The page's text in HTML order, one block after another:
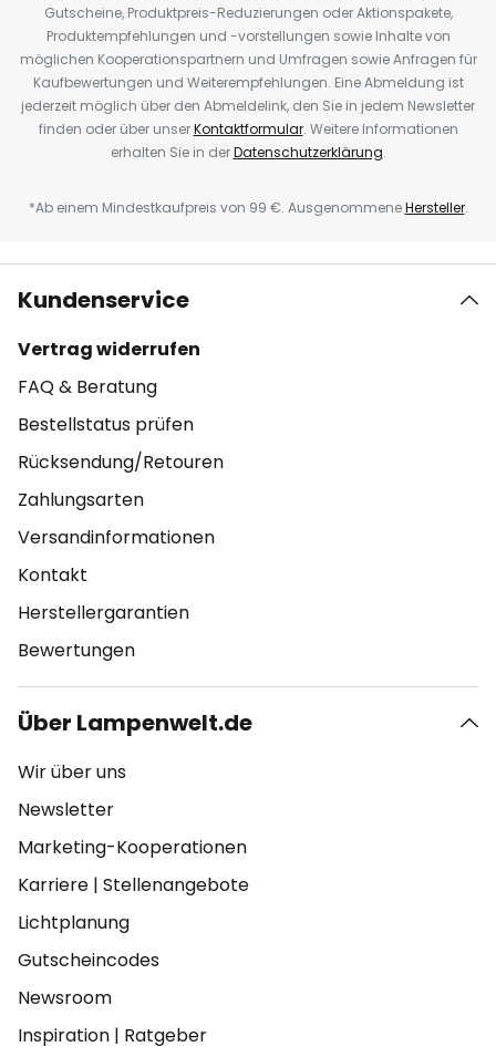
Gutscheine, Produktpreis-Reduzierungen oder Aktionspakete,
Produktempfehlungen und -vorstellungen sowie Inhalte von
möglichen Kooperationspartnern und Umfragen sowie Anfragen für
Kaufbewertungen und Weiterempfehlungen. Eine Abmeldung ist
jederzeit möglich über den Abmeldelink, den Sie in jedem Newsletter
finden oder über unserKontaktformular. Weitere Informationen
erhalten Sie in derDatenschutzerklärung.
*Ab einem Mindestkaufpreis von 99 €. AusgenommeneHersteller.
Kundenservice
Vertrag widerrufen
FAQ & Beratung
Bestellstatus prüfen
Rücksendung/Retouren
Zahlungsarten
Versandinformationen
Kontakt
Herstellergarantien
Bewertungen
Über Lampenwelt.de
Wir über uns
Newsletter
Marketing-Kooperationen
Karriere | Stellenangebote
Lichtplanung
Gutscheincodes
Newsroom
Inspiration | Ratgeber